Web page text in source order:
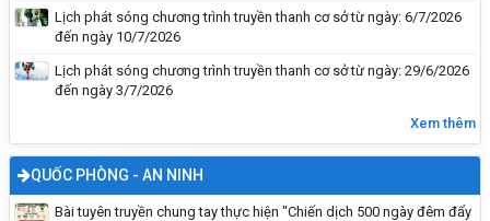
Lịch phát sóng chương trình truyền thanh cơ sở từ ngày: 6/7/2026
đến ngày 10/7/2026
Lịch phát sóng chương trình truyền thanh cơ sở từ ngày: 29/6/2026
đến ngày 3/7/2026
Xem thêm
QUỐC PHÒNG - AN NINH
Bài tuyên truyền chung tay thực hiện "Chiến dịch 500 ngày đêm đẩy
Phòng chống bệnh dại tiêm phòng cho chó